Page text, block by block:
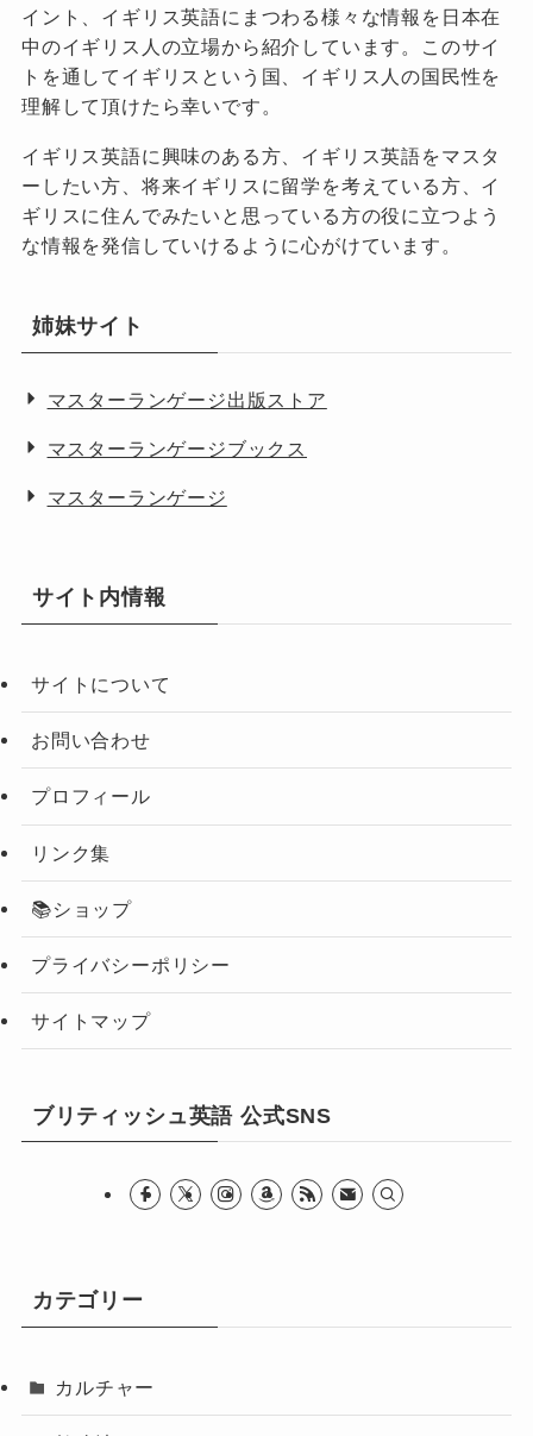
イント、イギリス英語にまつわる様々な情報を日本在
中のイギリス人の立場から紹介しています。このサイ
トを通してイギリスという国、イギリス人の国民性を
理解して頂けたら幸いです。
イギリス英語に興味のある方、イギリス英語をマスタ
ーしたい方、将来イギリスに留学を考えている方、イ
ギリスに住んでみたいと思っている方の役に立つよう
な情報を発信していけるように心がけています。
姉妹サイト
マスターランゲージ出版ストア
マスターランゲージブックス
マスターランゲージ
サイト内情報
サイトについて
お問い合わせ
プロフィール
リンク集
📚ショップ
プライバシーポリシー
サイトマップ
ブリティッシュ英語 公式SNS
カテゴリー
カルチャー